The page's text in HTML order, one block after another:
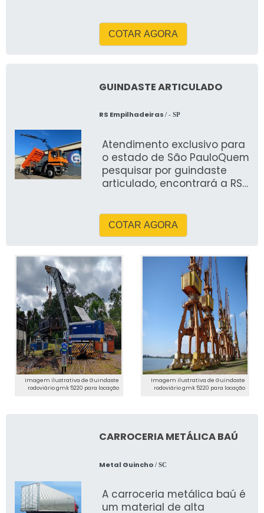
COTAR AGORA
GUINDASTE ARTICULADO
RS Empilhadeiras / - SP
Atendimento exclusivo para
o estado de São PauloQuem
pesquisar por guindaste
articulado, encontrará a RS
COTAR AGORA
Imagem ilustrativa de Guindaste
rodoviário gmk 5220 para locação
Imagem ilustrativa de Guindaste
rodoviário gmk 5220 para locação
CARROCERIA METÁLICA BAÚ
Metal Guincho/ SC
A carroceria metálica baú é
um material de alta